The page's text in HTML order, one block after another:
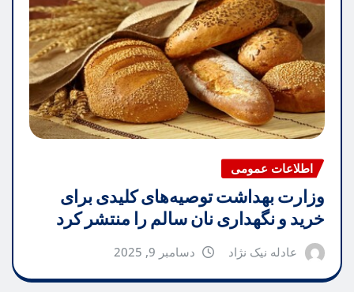
اطلاعات عمومی
وزارت بهداشت توصیه‌های کلیدی برای
خرید و نگهداری نان سالم را منتشر کرد
عادله نیک نژاد دسامبر 9, 2025